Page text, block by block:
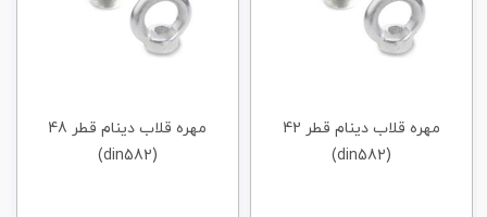
مهره قلاب دینام قطر 42
(din582)
مهره قلاب دینام قطر 48
(din582)